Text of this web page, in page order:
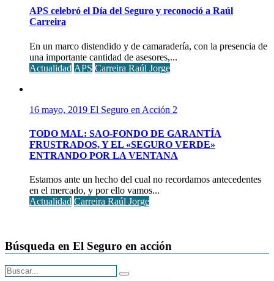
APS celebró el Día del Seguro y reconoció a Raúl
Carreira
En un marco distendido y de camaradería, con la presencia de
una importante cantidad de asesores,...
Actualidad APS Carreira Raúl Jorge
16 mayo, 2019 El Seguro en Acción 2
TODO MAL: SAO-FONDO DE GARANTÍA
FRUSTRADOS, Y EL «SEGURO VERDE»
ENTRANDO POR LA VENTANA
Estamos ante un hecho del cual no recordamos antecedentes
en el mercado, y por ello vamos...
Actualidad Carreira Raúl Jorge
Búsqueda en El Seguro en acción